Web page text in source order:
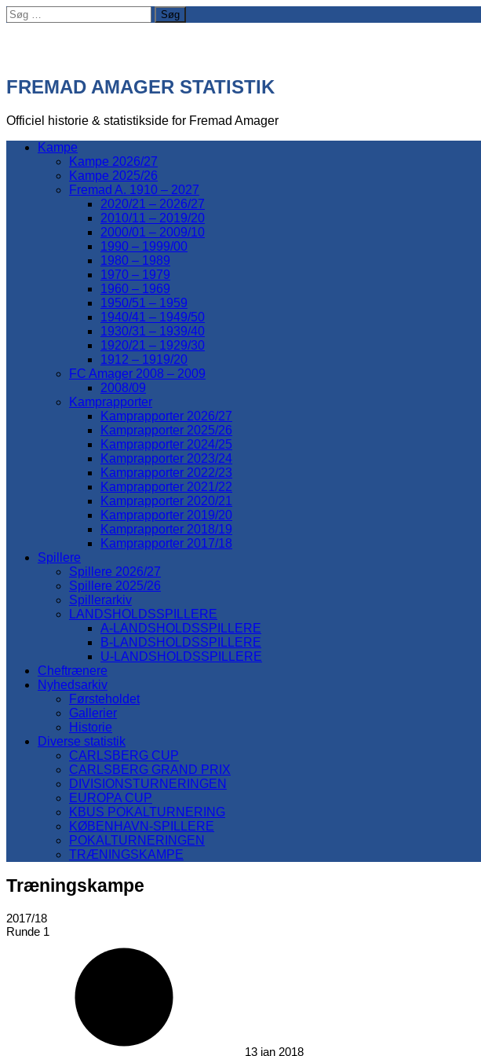
Søg
efter:
FREMAD AMAGER STATISTIK
Officiel historie & statistikside for Fremad Amager
Kampe
Kampe 2026/27
Kampe 2025/26
Fremad A. 1910 – 2027
2020/21 – 2026/27
2010/11 – 2019/20
2000/01 – 2009/10
1990 – 1999/00
1980 – 1989
1970 – 1979
1960 – 1969
1950/51 – 1959
1940/41 – 1949/50
1930/31 – 1939/40
1920/21 – 1929/30
1912 – 1919/20
FC Amager 2008 – 2009
2008/09
Kamprapporter
Kamprapporter 2026/27
Kamprapporter 2025/26
Kamprapporter 2024/25
Kamprapporter 2023/24
Kamprapporter 2022/23
Kamprapporter 2021/22
Kamprapporter 2020/21
Kamprapporter 2019/20
Kamprapporter 2018/19
Kamprapporter 2017/18
Spillere
Spillere 2026/27
Spillere 2025/26
Spillerarkiv
LANDSHOLDSSPILLERE
A-LANDSHOLDSSPILLERE
B-LANDSHOLDSSPILLERE
U-LANDSHOLDSSPILLERE
Cheftrænere
Nyhedsarkiv
Førsteholdet
Gallerier
Historie
Diverse statistik
CARLSBERG CUP
CARLSBERG GRAND PRIX
DIVISIONSTURNERINGEN
EUROPA CUP
KBUS POKALTURNERING
KØBENHAVN-SPILLERE
POKALTURNERINGEN
TRÆNINGSKAMPE
Træningskampe
2017/18
Runde 1
13 jan 2018